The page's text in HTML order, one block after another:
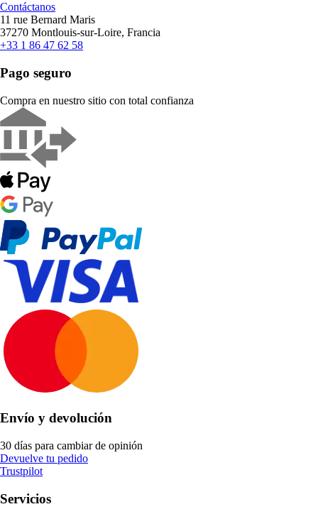
Contáctanos
11 rue Bernard Maris
37270 Montlouis-sur-Loire, Francia
+33 1 86 47 62 58
Pago seguro
Compra en nuestro sitio con total confianza
Envío y devolución
30 días para cambiar de opinión
Devuelve tu pedido
Trustpilot
Servicios